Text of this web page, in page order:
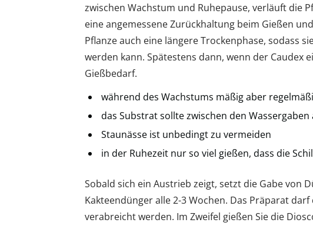
zwischen Wachstum und Ruhepause, verläuft die
eine angemessene Zurückhaltung beim Gießen
Pflanze auch eine längere Trockenphase, sodass
werden kann. Spätestens dann, wenn der Caudex
Gießbedarf.
während des Wachstums mäßig aber
das Substrat sollte zwischen den
Staunässe ist unbedingt zu vermeiden
in der Ruhezeit nur so viel gießen, dass die
Sobald sich ein Austrieb zeigt, setzt die Gabe von
Kakteendünger alle 2-3 Wochen. Das Präparat
verabreicht werden. Im Zweifel gießen Sie die